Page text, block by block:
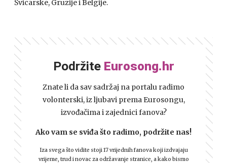
Švicarske, Gruzije i Belgije.
Podržite Eurosong.hr
Znate li da sav sadržaj na portalu radimo
volonterski, iz ljubavi prema Eurosongu,
izvođačima i zajednici fanova?
Ako vam se sviđa što radimo, podržite nas!
Iza svega što vidite stoji 17 vrijednih fanova koji izdvajaju
vrijeme, trud i novac za održavanje stranice, a kako bismo